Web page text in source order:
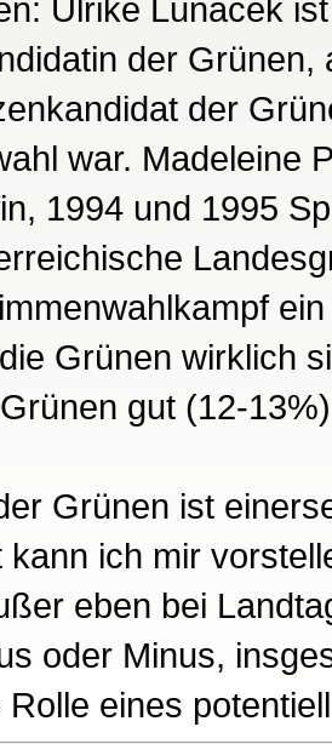
Ulrike Lunacek
der
der
war. Madeleine
1994 und 1995
Grünen wirklich
gut (12-
Grünen ist
kann ich mir
eben bei
oder Minus,
eines